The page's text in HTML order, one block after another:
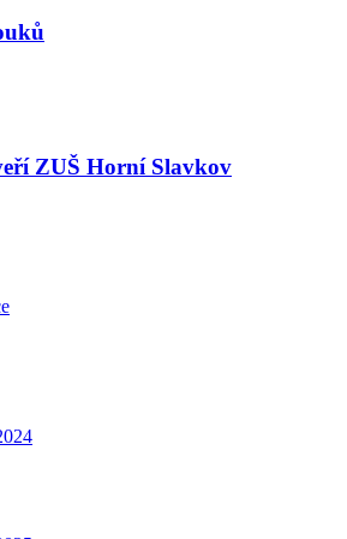
ZUŠ Horní Slavkov